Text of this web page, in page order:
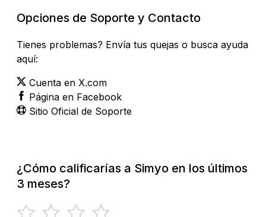
Opciones de Soporte y Contacto
Tienes problemas? Envía tus quejas o busca ayuda
aquí:
Cuenta en X.com
Página en Facebook
Sitio Oficial de Soporte
¿Cómo calificarías a Simyo en los últimos
3 meses?